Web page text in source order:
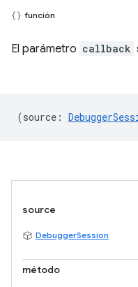
función
El parámetro callback
(source :
source
DebuggerSession
método